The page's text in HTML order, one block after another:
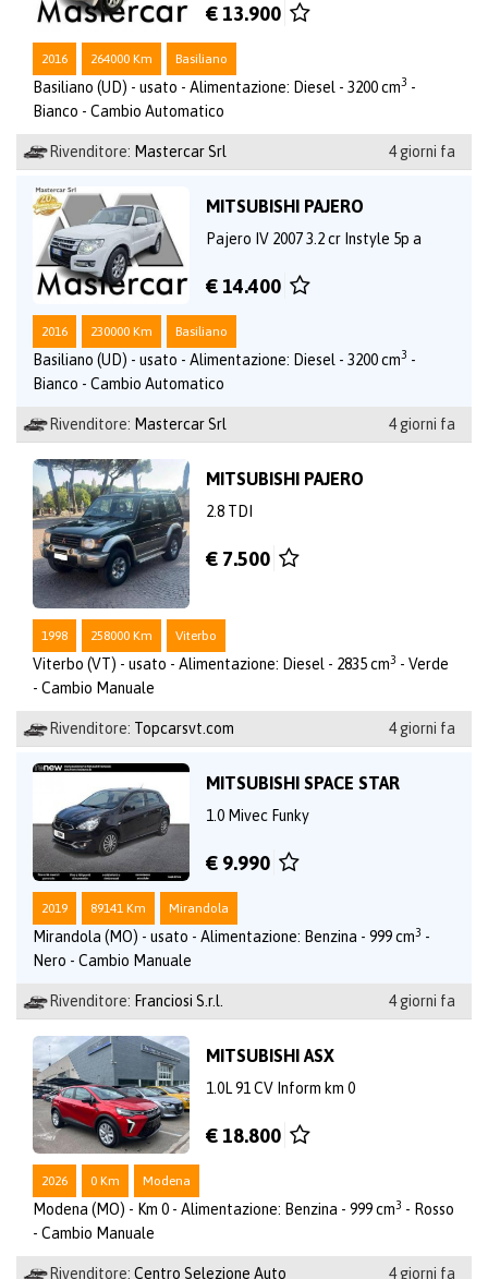
€ 13.900
2016 264000 Km Basiliano
Basiliano (UD) - usato - Alimentazione: Diesel - 3200 cm3 -
Bianco - Cambio Automatico
Rivenditore: Mastercar Srl 4 giorni fa
MITSUBISHI PAJERO
Pajero IV 2007 3.2 cr Instyle 5p a
€ 14.400
2016 230000 Km Basiliano
Basiliano (UD) - usato - Alimentazione: Diesel - 3200 cm3 -
Bianco - Cambio Automatico
Rivenditore: Mastercar Srl 4 giorni fa
MITSUBISHI PAJERO
2.8 TDI
€ 7.500
1998 258000 Km Viterbo
Viterbo (VT) - usato - Alimentazione: Diesel - 2835 cm3 - Verde
- Cambio Manuale
Rivenditore: Topcarsvt.com 4 giorni fa
MITSUBISHI SPACE STAR
1.0 Mivec Funky
€ 9.990
2019 89141 Km Mirandola
Mirandola (MO) - usato - Alimentazione: Benzina - 999 cm3 -
Nero - Cambio Manuale
Rivenditore: Franciosi S.r.l. 4 giorni fa
MITSUBISHI ASX
1.0L 91 CV Inform km 0
€ 18.800
2026 0 Km Modena
Modena (MO) - Km 0 - Alimentazione: Benzina - 999 cm3 - Rosso
- Cambio Manuale
Rivenditore: Centro Selezione Auto 4 giorni fa